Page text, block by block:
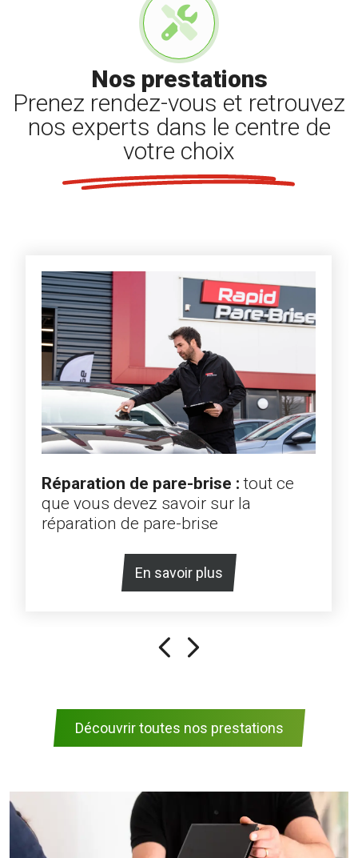
Nos prestations
Prenez rendez-vous et retrouvez
nos experts dans le centre de
votre choix
Réparation de pare-brise :tout ce
que vous devez savoir sur la
réparation de pare-brise
En savoir plus
Découvrir toutes nos prestations